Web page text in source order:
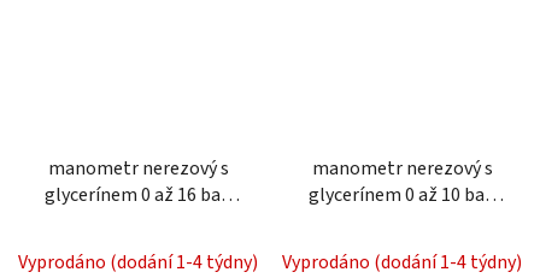
manometr nerezový s
glycerínem 0 až 16 bar,
1/2" MGNZ215
Vyprodáno (dodání 1-4 týdny)
manometr nerezový s
glycerínem 0 až 10 bar,
1/2" MGNZ214
Vyprodáno (dodání 1-4 týdny)